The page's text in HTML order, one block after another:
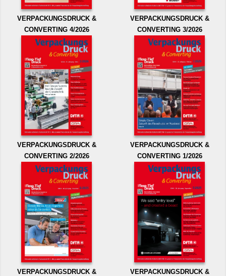
VERPACKUNGSDRUCK &
CONVERTING 4/2026
VERPACKUNGSDRUCK &
CONVERTING 3/2026
VERPACKUNGSDRUCK &
CONVERTING 2/2026
VERPACKUNGSDRUCK &
CONVERTING 1/2026
VERPACKUNGSDRUCK &
VERPACKUNGSDRUCK &